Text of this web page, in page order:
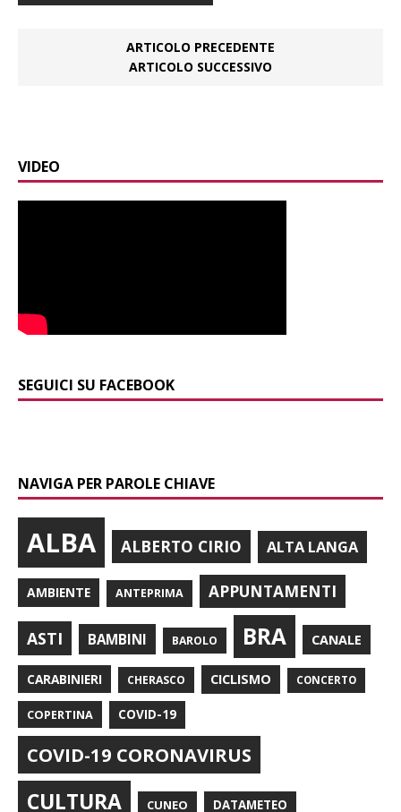
ARTICOLO PRECEDENTE
ARTICOLO SUCCESSIVO
VIDEO
SEGUICI SU FACEBOOK
NAVIGA PER PAROLE CHIAVE
ALBA ALBERTO CIRIO ALTA LANGA
AMBIENTE ANTEPRIMA APPUNTAMENTI
ASTI BAMBINI BAROLO BRA CANALE
CARABINIERI CHERASCO CICLISMO CONCERTO
COPERTINA COVID-19
COVID-19 CORONAVIRUS
CULTURA CUNEO DATAMETEO